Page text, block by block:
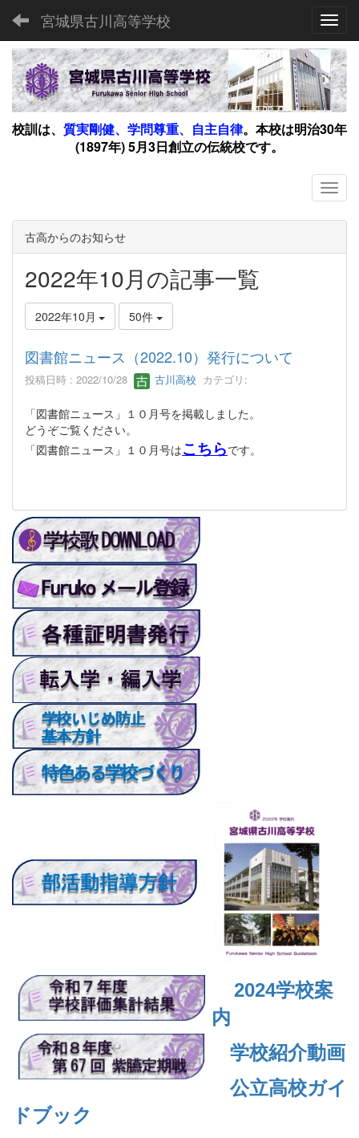
宮城県古川高等学校
校訓は、 質実剛健、学問尊重、自主自律。 本校は明治30年
(1897年) 5月3日創立の伝統校です。
古高からのお知らせ
2022年10月の記事一覧
2022年10月 50件
図書館ニュース（2022.10）発行について
投稿日時 : 2022/10/28 古川高校 カテゴリ:
「図書館ニュース」１０月号を掲載しました。
どうぞご覧ください。
「図書館ニュース」１０月号はこちらです。
2024学校案
内
学校紹介動画
公立高校ガイ
ドブック